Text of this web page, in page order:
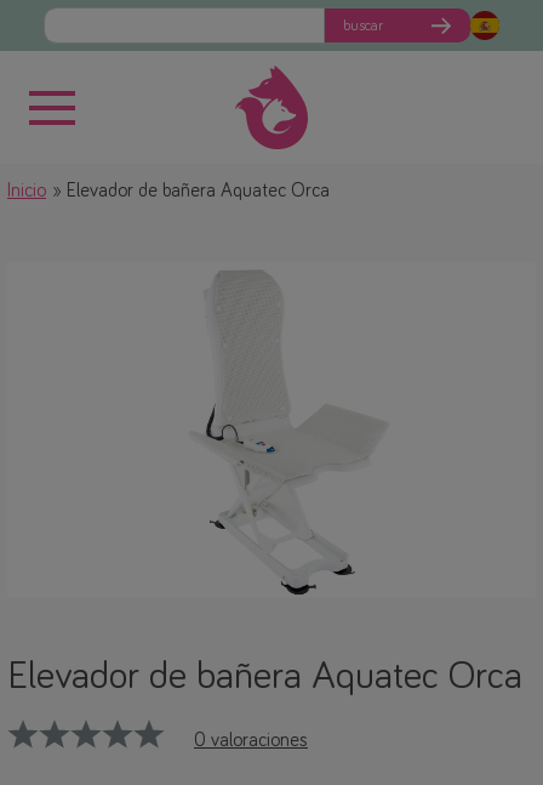
buscar
Inicio Elevador de bañera Aquatec Orca
Elevador de bañera Aquatec Orca
0 valoraciones